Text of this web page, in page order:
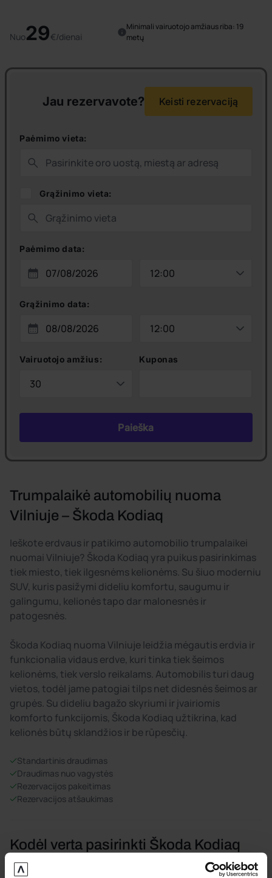
Nuo29€/dienai
Minimali vairuotojo amžiaus riba: 19
metų
Jau rezervavote? Keisti rezervaciją
Paėmimo vieta:
Grąžinimo vieta:
Paėmimo data:
Grąžinimo data:
Vairuotojo amžius: Kuponas
Paieška
Trumpalaikė automobilių nuoma
Vilniuje – Škoda Kodiaq
Ieškote erdvaus ir patikimo automobilio trumpalaikei
nuomai Vilniuje? Škoda Kodiaq yra puikus pasirinkimas
tiek miesto, tiek ilgesnėms kelionėms. Su šiuo moderniu
SUV, kuris pasižymi dideliu komfortu, saugumu ir
galingumu, kelionės tapo dar malonesnės ir
patogesnės.
Škoda Kodiaq nuoma Vilniuje leidžia mėgautis erdvia ir
funkcionalia vidaus erdve, kuri tinka tiek šeimos
kelionėms, tiek verslo reikalams. Automobilis turi daug
vietos, todėl jame patogiai tilps net didesnės šeimos ar
grupės. Su dideliu bagažo skyriumi ir įvairiomis
komforto funkcijomis, Škoda Kodiaq užtikrina, kad
kelionės būtų sklandžios ir be rūpesčių.
Standartinis draudimas
Draudimas nuo vagystės
Rezervacijos pakeitimas
Rezervacijos atšaukimas
Kodėl verta pasirinkti Škoda Kodiaq
nuomą Vilniuje?